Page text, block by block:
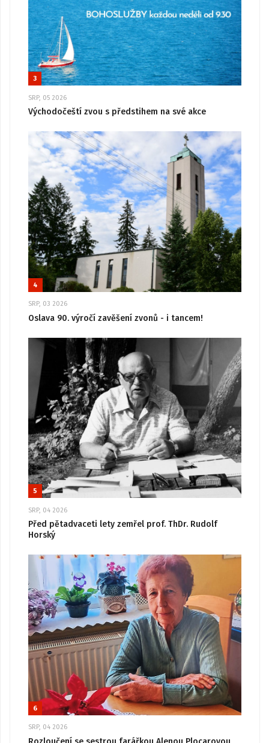
3
SRP, 05 2026
Východočeští zvou s předstihem na své akce
4
SRP, 03 2026
Oslava 90. výročí zavěšení zvonů - i tancem!
5
SRP, 04 2026
Před pětadvaceti lety zemřel prof. ThDr. Rudolf
Horský
6
SRP, 04 2026